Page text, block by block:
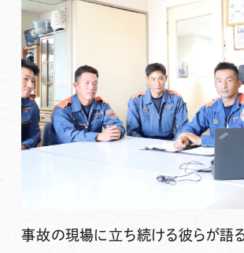
事故の現場に立ち続ける彼らが語る